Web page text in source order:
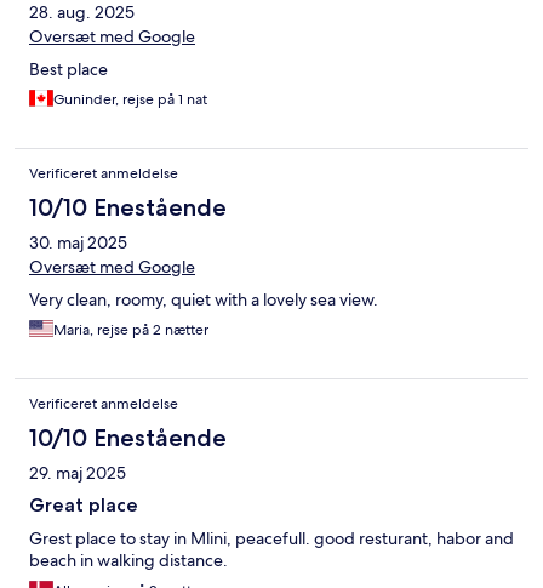
28. aug. 2025
Oversæt med Google
Best place
Guninder, rejse på 1 nat
Verificeret anmeldelse
10/10 Enestående
30. maj 2025
Oversæt med Google
Very clean, roomy, quiet with a lovely sea view.
Maria, rejse på 2 nætter
Verificeret anmeldelse
10/10 Enestående
29. maj 2025
Great place
Grest place to stay in Mlini, peacefull. good resturant, habor and
beach in walking distance.